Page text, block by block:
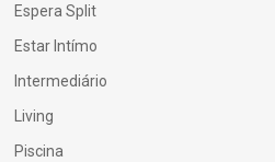
Espera Split
Estar Intímo
Intermediário
Living
Piscina